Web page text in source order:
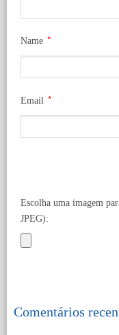
Name *
Email *
Escolha uma imagem
JPEG):
Comentários